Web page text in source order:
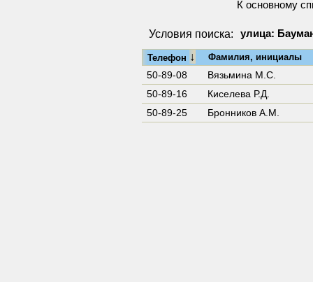
К основному
Условия поиска: улица:
Телефон ↓ Фамилия, инициалы
50-89-08
Вязьмина М.С.
50-89-16
Киселева Р.Д.
50-89-25
Бронников А.М.